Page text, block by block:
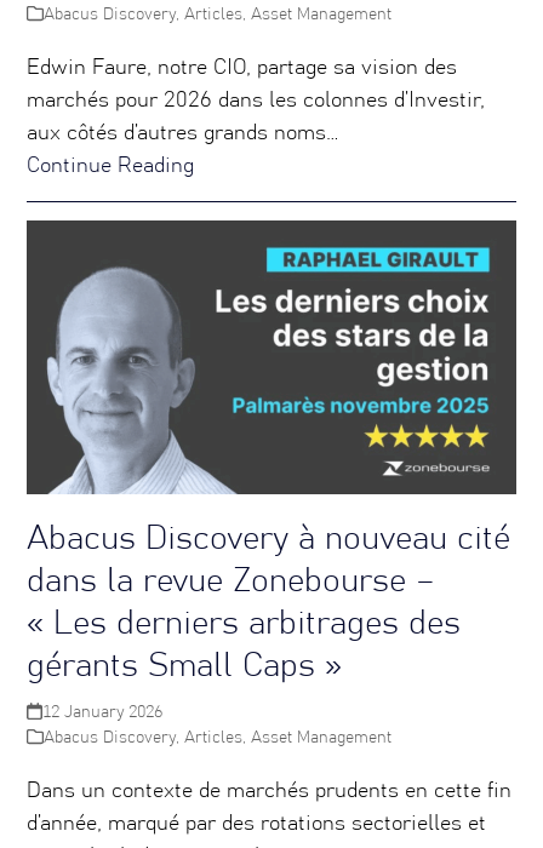
Abacus Discovery,Articles,Asset Management
Edwin Faure, notre CIO, partage sa vision des
marchés pour 2026 dans les colonnes d’Investir,
aux côtés d’autres grands noms…
Continue Reading
Abacus Discovery à nouveau cité
dans la revue Zonebourse –
« Les derniers arbitrages des
gérants Small Caps »
12 January 2026
Abacus Discovery,Articles,Asset Management
Dans un contexte de marchés prudents en cette fin
d’année, marqué par des rotations sectorielles et